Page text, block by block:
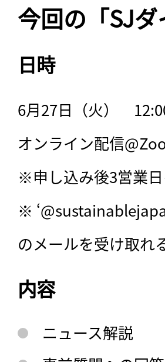
今回の「SJ
日時
6月27日（火）　
オンライン配信
※申し込み後3営業
※
のメールを受け取れ
内容
ニュース解説